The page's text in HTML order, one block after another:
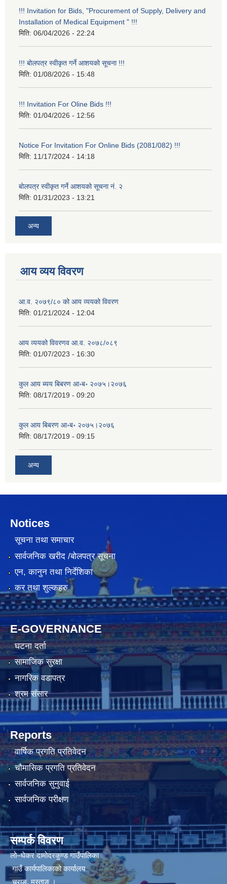
!!! Invitation for Bids, "Procurement of Supply, Delivery and
Installation of Medical Equipment " !!!
मिति: 06/04/2026 - 22:24
!!! बोलपत्र स्वीकृत गर्ने आशयको सूचना !!!
मिति: 01/08/2026 - 15:48
!!! Invitation For Oline Bids !!!
मिति: 01/04/2026 - 12:56
Notice For Invitation For Online Bids (2081/082) !!!
मिति: 11/17/2024 - 14:18
बोलपत्र स्वीकृत गर्ने आशयको सूचना नं. २
मिति: 01/31/2023 - 13:21
अन्य
आय व्यय विवरण
आ.व. २०७९/८० को आय व्ययको विवरण
मिति: 01/21/2024 - 12:04
आय व्ययको विवरणव आ.व. २०७८/०८९
मिति: 01/07/2023 - 16:30
कुल आय ब्यय बिबरण आ॰ब॰ २०७५।२०७६
मिति: 08/17/2019 - 09:20
कुल आय बिबरण आ॰ब॰ २०७५।२०७६
मिति: 08/17/2019 - 09:15
अन्य
Notices
सूचना तथा समाचार
सार्वजनिक खरीद /बोलपत्र सूचना
एन, कानुन तथा निर्देशिका
कर तथा शुल्कहरु
E-GOVERNANCE
घटना दर्ता
सामाजिक सुरक्षा
नागरिक वडापत्र
श्रम संसार
Reports
वार्षिक प्रगति प्रतिवेदन
चौमासिक प्रगति प्रतिवेदन
सार्वजनिक सुनुवाई
सार्वजनिक परीक्षण
सम्पर्क विवरण
लो–घेकर दामोदरकुण्ड गाउँपालिका
गाउँ कार्यपालिकाको कार्यालय
चराङ, मुस्ताङ ।